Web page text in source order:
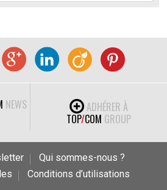
NEWS
ADHÉRER À
TOP/COM GROUP
Qui sommes-nous ?
Conditions d’utilisations